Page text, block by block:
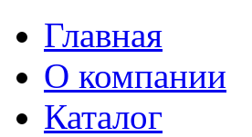
Главная
О компании
Каталог